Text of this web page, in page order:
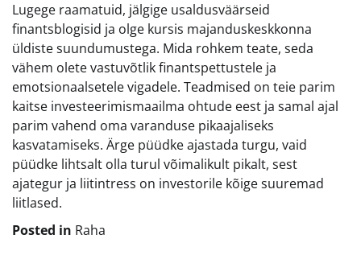
Lugege raamatuid, jälgige usaldusväärseid
finantsblogisid ja olge kursis majanduskeskkonna
üldiste suundumustega. Mida rohkem teate, seda
vähem olete vastuvõtlik finantspettustele ja
emotsionaalsetele vigadele. Teadmised on teie parim
kaitse investeerimismaailma ohtude eest ja samal ajal
parim vahend oma varanduse pikaajaliseks
kasvatamiseks. Ärge püüdke ajastada turgu, vaid
püüdke lihtsalt olla turul võimalikult pikalt, sest
ajategur ja liitintress on investorile kõige suuremad
liitlased.
Posted in Raha